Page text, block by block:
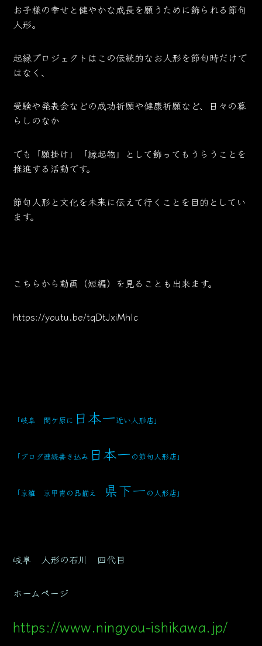
お子様の幸せと健やかな成長を願うために飾られる節句
人形。
起縁プロジェクトはこの伝統的なお人形を節句時だけで
はなく、
受験や発表会などの成功祈願や健康祈願など、日々の暮
らしのなか
でも「願掛け」「縁起物」として飾ってもうらうことを
推進する活動です。
節句人形と文化を未来に伝えて行くことを目的としてい
ます。
こちらから動画（短編）を見ることも出来ます。
https://youtu.be/tqDtJxiMhlc
「岐阜 関ケ原に 日本一近い人形店 」
「ブログ連続書き込み 日本一 の節句人形店」
「京雛 京甲冑の品揃え 県下一 の人形店」
岐阜 人形の石川 四代目
ホームページ
https://www.ningyou-ishikawa.jp/